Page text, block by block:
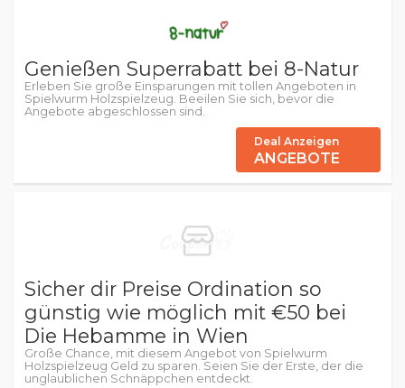
Genießen Superrabatt bei 8-Natur
Erleben Sie große Einsparungen mit tollen Angeboten in
Spielwurm Holzspielzeug. Beeilen Sie sich, bevor die
Angebote abgeschlossen sind.
Deal Anzeigen
ANGEBOTE
Sicher dir Preise Ordination so
günstig wie möglich mit €50 bei
Die Hebamme in Wien
Große Chance, mit diesem Angebot von Spielwurm
Holzspielzeug Geld zu sparen. Seien Sie der Erste, der die
unglaublichen Schnäppchen entdeckt.